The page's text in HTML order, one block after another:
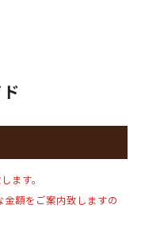
ます。
額をご案内致しますの